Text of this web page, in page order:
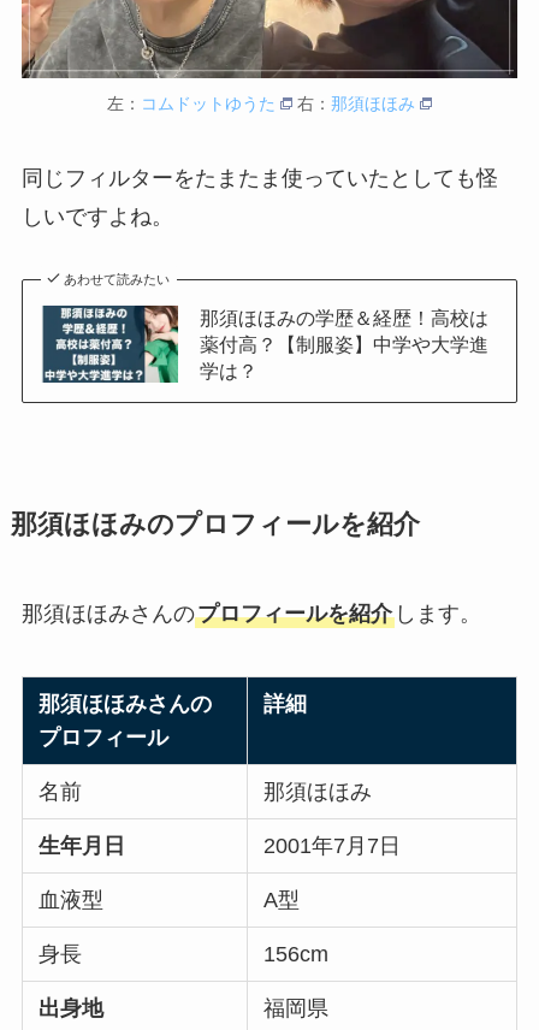
左： コムドットゆうた 右： 那須ほほみ
同じフィルターをたまたま使っていたとしても怪
しいですよね。
あわせて読みたい
那須ほほみの学歴＆経歴！高校は
薬付高？【制服姿】中学や大学進
学は？
那須ほほみのプロフィールを紹介
那須ほほみさんのプロフィールを紹介します。
那須ほほみさんの
プロフィール
詳細
名前 那須ほほみ
生年月日 2001年7月7日
血液型 A型
身長 156cm
出身地 福岡県